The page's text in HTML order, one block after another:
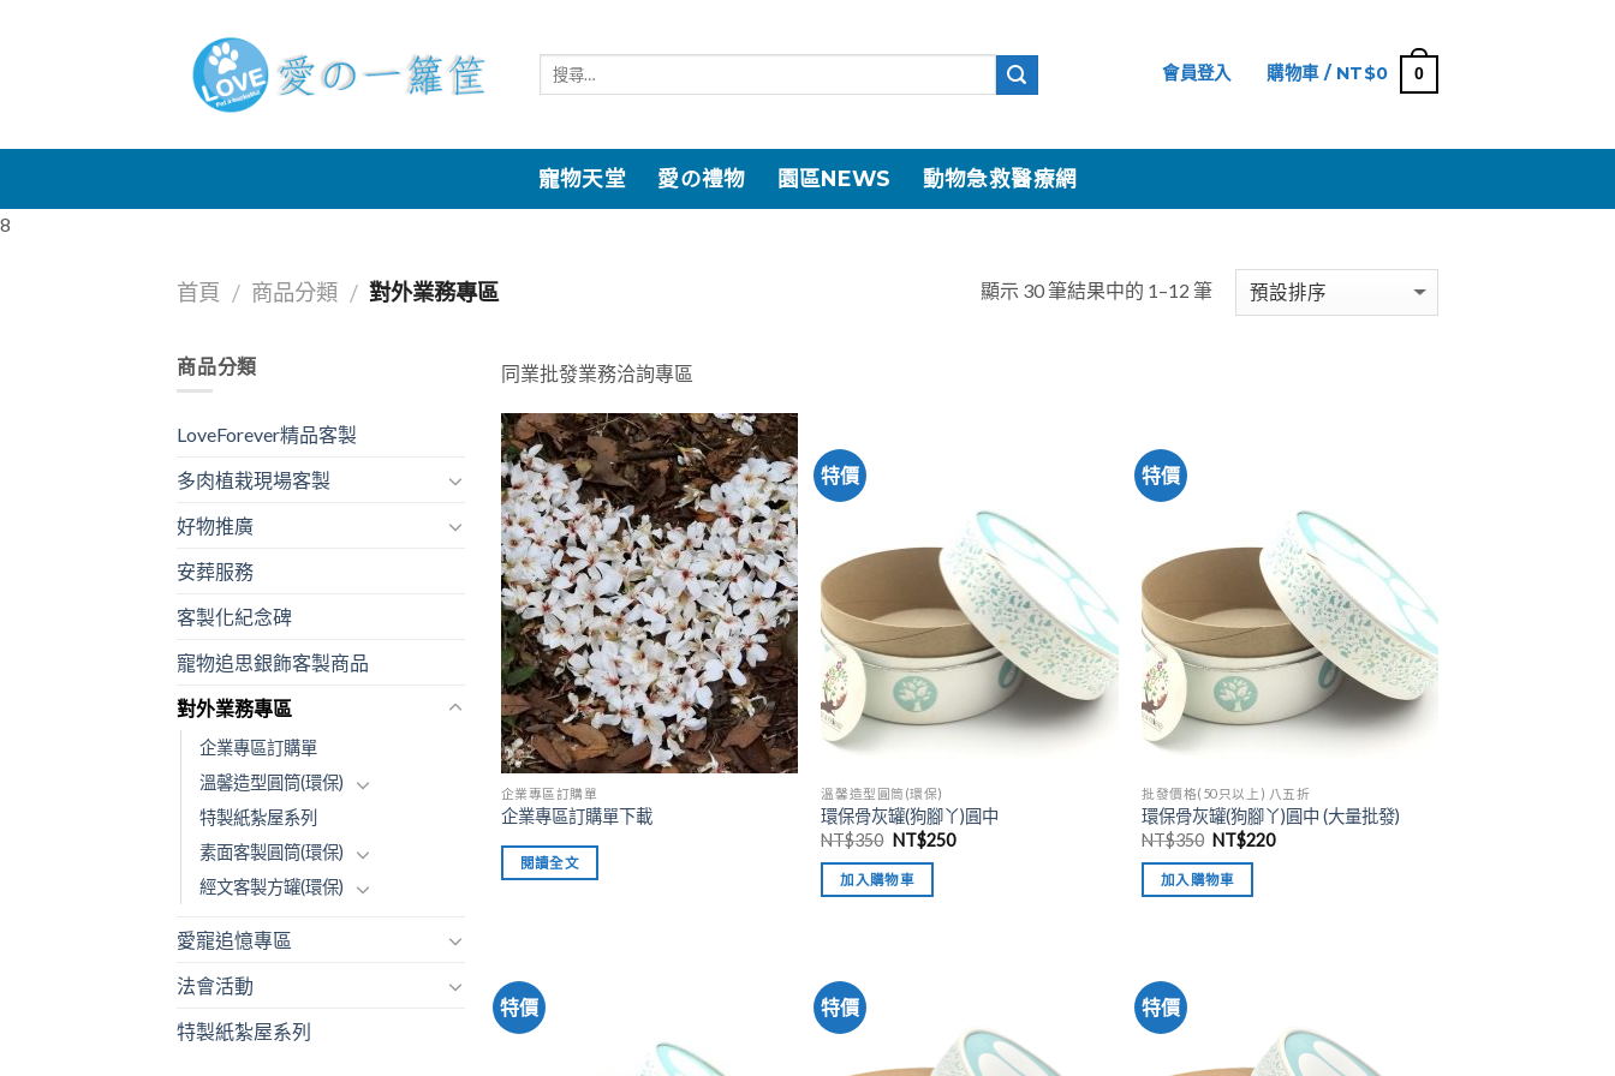
會員登入 購物車 / NT$0 0
寵物天堂 愛の禮物 園區NEWS 動物急救醫療網
8
首頁 / 商品分類 / 對外業務專區 顯示 30 筆結果中的 1–12 筆
商品分類
LoveForever精品客製
多肉植栽現場客製
好物推廣
安葬服務
客製化紀念碑
寵物追思銀飾客製商品
對外業務專區
企業專區訂購單
溫馨造型圓筒(環保)
特製紙紮屋系列
素面客製圓筒(環保)
經文客製方罐(環保)
愛寵追憶專區
法會活動
特製紙紮屋系列
同業批發業務洽詢專區
加入
「願
望清
單」
企業專區訂購單
企業專區訂購單下載
閱讀全文
特價
溫馨造型圓筒(環保)
環保骨灰罐(狗腳丫)圓中
NT$350 NT$250
加入購物車
特價
批發價格(50只以上) 八五折
環保骨灰罐(狗腳丫)圓中 (大量批發)
NT$350 NT$220
加入購物車
特價 特價 特價